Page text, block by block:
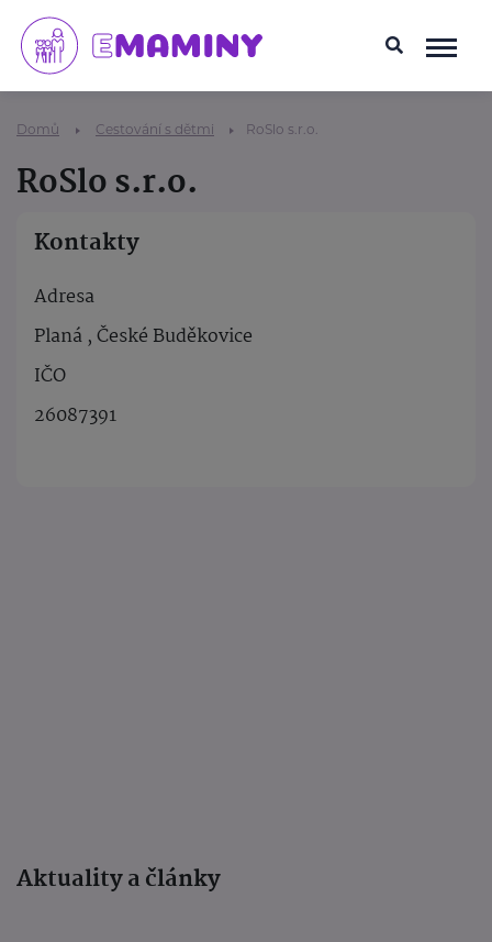
Domů Cestování s dětmi RoSlo s.r.o.
RoSlo s.r.o.
Kontakty
Adresa
Planá , České Buděkovice
IČO
26087391
Aktuality a články